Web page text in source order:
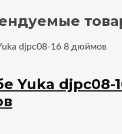
Yuka djpс08-